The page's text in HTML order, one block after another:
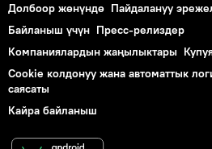
Долбоор жөнүндө Пайдалануу
Байланыш үчүн Пресс-релиздер
Компаниялардын жаңылыктары
Cookie колдонуу жана автоматтык
саясаты
Кайра байланыш